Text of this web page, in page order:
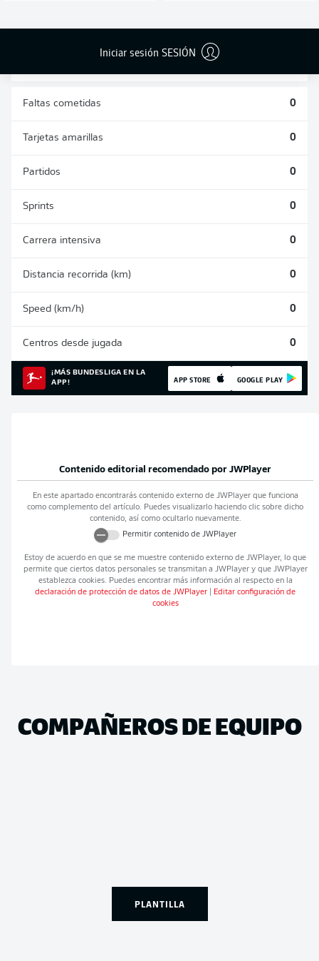
Iniciar sesión SESIÓN
DIVIDIDOS
0
AÉREOS
0
Faltas cometidas 0
Tarjetas amarillas 0
Partidos 0
Sprints 0
Carrera intensiva 0
Distancia recorrida (km) 0
Speed (km/h) 0
Centros desde jugada 0
¡MÁS BUNDESLIGA EN LA
APP!
APP STORE GOOGLE PLAY
Contenido editorial recomendado por JWPlayer
En este apartado encontrarás contenido externo de JWPlayerque funciona
como complemento del artículo. Puedes visualizarlo haciendo clic sobre dicho
contenido, así como ocultarlo nuevamente.
Permitir contenido de JWPlayer
Estoy de acuerdo en que se me muestre contenido externo de JWPlayer, lo que
permite que ciertos datos personales se transmitan a JWPlayery que JWPlayer
establezca cookies. Puedes encontrar más información al respecto en la
declaración de protección de datos de JWPlayer
Editar configuración de
cookies
COMPAÑEROS DE EQUIPO
PLANTILLA